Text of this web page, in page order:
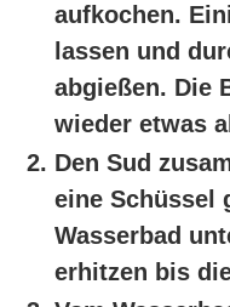
aufkochen.
lassen und
abgießen. Die
wieder etwas
Den Sud
eine Schüssel
Wasserbad
erhitzen bis